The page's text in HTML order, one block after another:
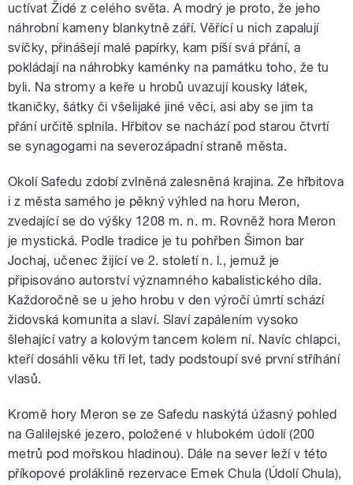
uctívat Židé z celého světa. A modrý je proto, že jeho
náhrobní kameny blankytně září. Věřící u nich zapalují
svíčky, přinášejí malé papírky, kam píší svá přání, a
pokládají na náhrobky kaménky na památku toho, že tu
byli. Na stromy a keře u hrobů uvazují kousky látek,
tkaničky, šátky či všelijaké jiné věci, asi aby se jim ta
přání určitě splnila. Hřbitov se nachází pod starou čtvrtí
se synagogami na severozápadní straně města.
Okolí Safedu zdobí zvlněná zalesněná krajina. Ze hřbitova
i z města samého je pěkný výhled na horu Meron,
zvedající se do výšky 1208 m. n. m. Rovněž hora Meron
je mystická. Podle tradice je tu pohřben Šimon bar
Jochaj, učenec žijící ve 2. století n. l., jemuž je
připisováno autorství významného kabalistického díla.
Každoročně se u jeho hrobu v den výročí úmrtí schází
židovská komunita a slaví. Slaví zapálením vysoko
šlehající vatry a kolovým tancem kolem ní. Navíc chlapci,
kteří dosáhli věku tří let, tady podstoupí své první stříhání
vlasů.
Kromě hory Meron se ze Safedu naskýtá úžasný pohled
na Galilejské jezero, položené v hlubokém údolí (200
metrů pod mořskou hladinou). Dále na sever leží v této
příkopové proláklině rezervace Emek Chula (Údolí Chula),